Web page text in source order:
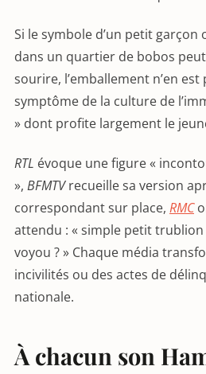
Si le symbole d’un petit garçon
dans un quartier de bobos
sourire, l’emballement n’en
symptôme de la culture de
» dont profite largement le
RTL évoque une figure «
», BFMTVrecueille sa version
correspondant sur place, RMC
attendu : « simple petit
voyou ? » Chaque média
incivilités ou des actes de
nationale.
À chacun son